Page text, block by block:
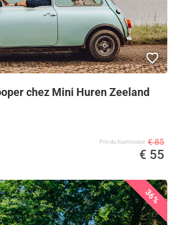
chez Mini Huren Zeeland
Prix ​​du fournisseur € 85
€ 55
36%